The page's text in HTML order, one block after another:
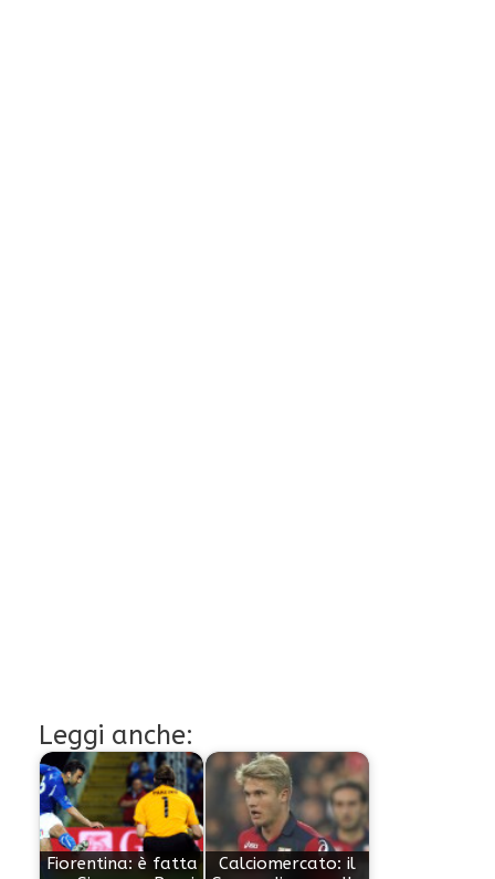
Leggi anche:
Fiorentina: è fatta
Calciomercato: il